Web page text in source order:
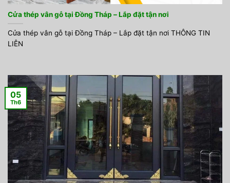
Cửa thép vân gỗ tại Đồng Tháp – Lắp đặt tận nơi
Cửa thép vân gỗ tại Đồng Tháp – Lắp đặt tận nơi THÔNG TIN
LIÊN
05
Th6